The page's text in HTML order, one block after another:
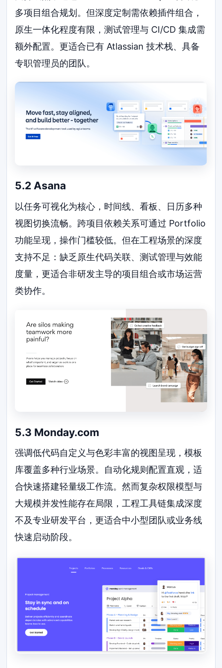
多项目组合规划。但深度定制需依赖插件组合，
原生一体化程度有限，测试管理与 CI/CD 集成需
额外配置。更适合已有 Atlassian 技术栈、具备
专职管理员的团队。
5.2 Asana
以任务可视化为核心，时间线、看板、日历多种
视图切换流畅。跨项目依赖关系可通过 Portfolio
功能呈现，操作门槛较低。但在工程场景的深度
支持不足：缺乏原生代码关联、测试管理与效能
度量，更适合非研发主导的项目组合或市场运营
类协作。
5.3 Monday.com
强调低代码自定义与色彩丰富的视图呈现，模板
库覆盖多种行业场景。自动化规则配置直观，适
合快速搭建轻量级工作流。然而复杂权限模型与
大规模并发性能存在局限，工程工具链集成深度
不及专业研发平台，更适合中小型团队或业务线
快速启动阶段。